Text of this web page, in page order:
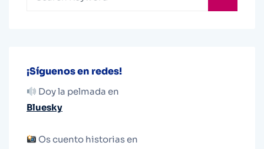
¡Síguenos en redes!
Doy la pelmada en
Bluesky
Os cuento historias en